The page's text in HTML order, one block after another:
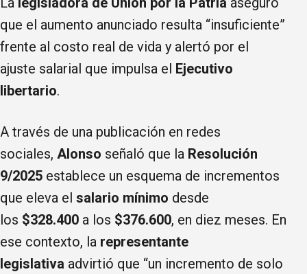
que el aumento anunciado resulta “insuficiente”
frente al costo real de vida y alertó por el
ajuste salarial que impulsa el Ejecutivo
libertario.
A través de una publicación en redes
sociales, Alonso señaló que la Resolución
9/2025 establece un esquema de incrementos
que eleva el salario mínimo desde
los $328.400 a los $376.600, en diez meses. En
ese contexto, la representante
legislativa advirtió que “un incremento de solo